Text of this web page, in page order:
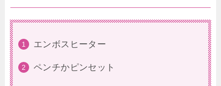
エンボスヒーター
ペンチかピンセット